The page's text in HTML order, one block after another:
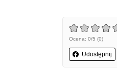
Ocena: 0/5 (0)
Udostępnij